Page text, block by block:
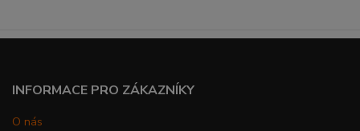
INFORMACE PRO ZÁKAZNÍKY
O nás